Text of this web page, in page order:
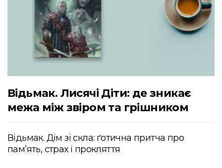
Відьмак. Лисячі Діти: де зникає
межа між звіром та грішником
Відьмак. Дім зі скла: ґотична притча про
пам’ять, страх і прокляття